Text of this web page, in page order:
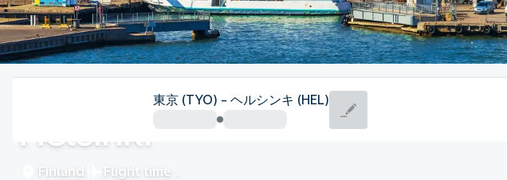
Helsinki
Finland Flight time
東京 (TYO) - ヘルシンキ (HEL)